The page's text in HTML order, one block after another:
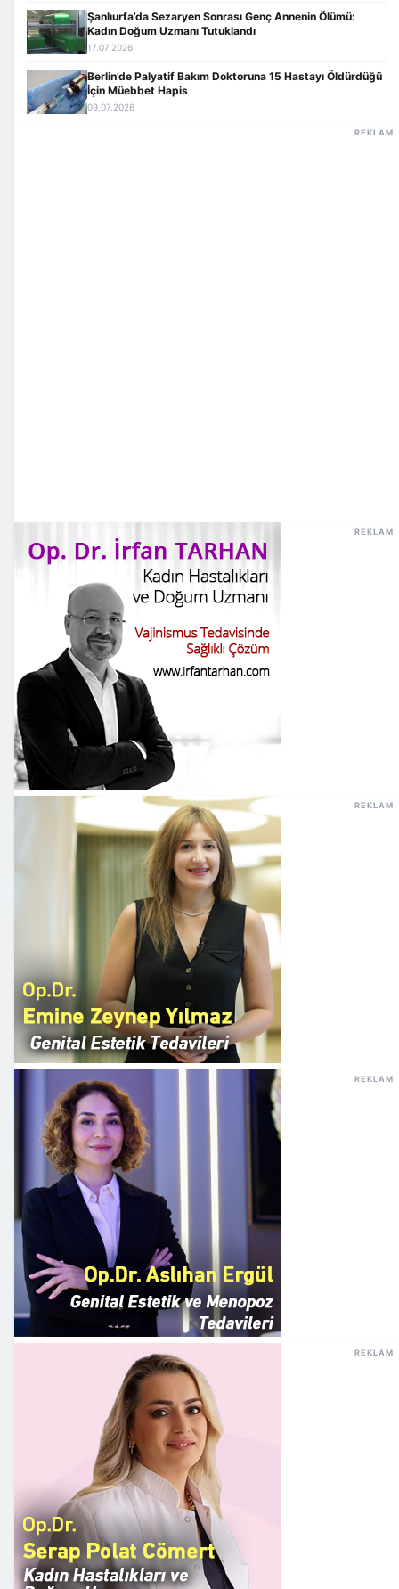
Şanlıurfa’da Sezaryen Sonrası Genç Annenin Ölümü:
Kadın Doğum Uzmanı Tutuklandı
17.07.2026
Berlin’de Palyatif Bakım Doktoruna 15 Hastayı Öldürdüğü
İçin Müebbet Hapis
09.07.2026
REKLAM
REKLAM
REKLAM
REKLAM
REKLAM